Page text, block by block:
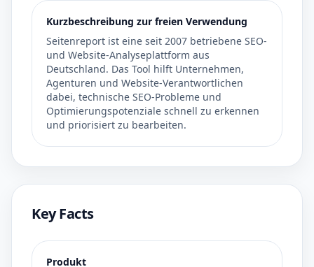
Kurzbeschreibung zur freien Verwendung
Seitenreport ist eine seit 2007 betriebene SEO-
und Website-Analyseplattform aus
Deutschland. Das Tool hilft Unternehmen,
Agenturen und Website-Verantwortlichen
dabei, technische SEO-Probleme und
Optimierungspotenziale schnell zu erkennen
und priorisiert zu bearbeiten.
Key Facts
Produkt